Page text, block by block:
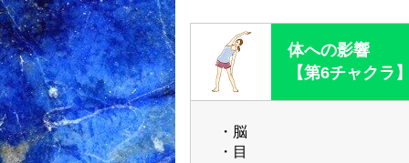
体への影響
【第6チャクラ
・脳
・目